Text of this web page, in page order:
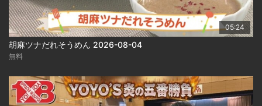
05:24
胡麻ツナだれそうめん 2026-08-04
無料